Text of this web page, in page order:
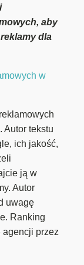
aby
dla
w
Autor tekstu
ich jakość,
ją w
Autor
uwagę
Ranking
agencji przez